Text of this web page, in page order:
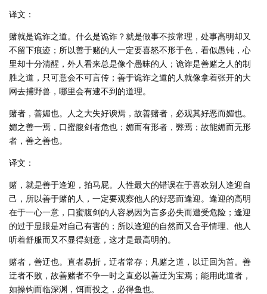
译文：
赌就是诡诈之道。什么是诡诈？就是做事不按常理，处事高明却又
不留下痕迹；所以善于赌的人一定要喜怒不形于色，看似愚钝，心
里却十分清醒，外人看来总是像个愚昧的人；诡诈是善赌之人的制
胜之道，只可意会不可言传；善于诡诈之道的人就像拿着张开的大
网去捕野兽，哪里会有逮不到的道理。
赌者，善媚也。人之大失好谀焉，故善赌者，必观其好恶而媚也。
媚之善一焉，口蜜腹剑者危也；媚而有形者，弊焉；故能媚而无形
者，善之善也。
译文：
赌，就是善于逢迎，拍马屁。人性最大的错误在于喜欢别人逢迎自
己，所以善于赌的人，一定要观察他人的好恶而逢迎。逢迎的高明
在于一心一意，口蜜腹剑的人容易因为言多必失而遭受危险；逢迎
的过于显眼是对自己有害的；所以逢迎的自然而又合乎情理、他人
听着舒服而又不显得刻意，这才是最高明的。
赌者，善迂也。直者易折，迂者常存；凡赌之道，以迂回为首。善
迂者不败，故善赌者不争一时之直必以善迂为宝焉；能用此道者，
如操钩而临深渊，饵而投之，必得鱼也。